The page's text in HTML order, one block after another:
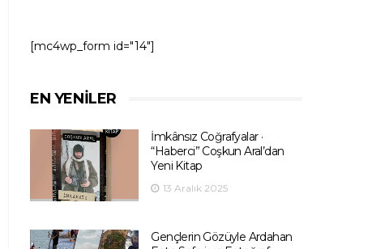
[mc4wp_form id="14"]
EN YENILER
İmkânsız Coğrafyalar ·
“Haberci” Coşkun Aral’dan
Yeni Kitap
13 Aralık 2025
Gençlerin Gözüyle Ardahan